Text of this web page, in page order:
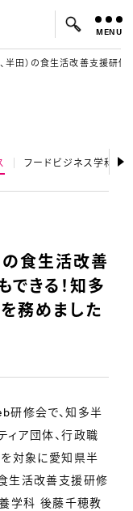
名古屋文理大
MENU
半田）の食生活改善支援研
フードビジネス学科ニ
の食生活改善
きる！知多
務めました
研修会で、知多半
ィア団体、行政職
対象に愛知県半
生活改善支援研修
学科 後藤千穂教